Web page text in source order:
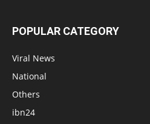
POPULAR CATEGORY
Viral News
National
Others
ibn24